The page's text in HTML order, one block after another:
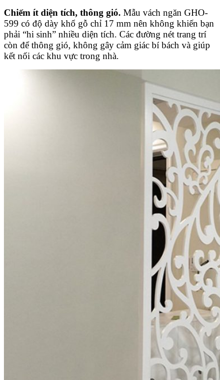
Chiếm ít diện tích, thông gió. Mẫu vách ngăn GHO-
599 có độ dày khổ gỗ chỉ 17 mm nên không khiến bạn
phải “hi sinh” nhiều diện tích. Các đường nét trang trí
còn để thông gió, không gây cảm giác bí bách và giúp
kết nối các khu vực trong nhà.